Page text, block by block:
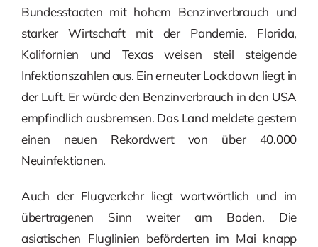
Bundesstaaten mit hohem Benzinverbrauch und
starker Wirtschaft mit der Pandemie. Florida,
Kalifornien und Texas weisen steil steigende
Infektionszahlen aus. Ein erneuter Lockdown liegt in
der Luft. Er würde den Benzinverbrauch in den USA
empfindlich ausbremsen. Das Land meldete gestern
einen neuen Rekordwert von über 40.000
Neuinfektionen.
Auch der Flugverkehr liegt wortwörtlich und im
übertragenen Sinn weiter am Boden. Die
asiatischen Fluglinien beförderten im Mai knapp